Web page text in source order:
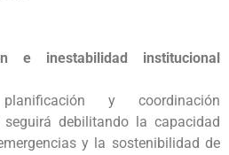
e inestabilidad institucional
y coordinación
seguirá debilitando la capacidad
y la sostenibilidad de